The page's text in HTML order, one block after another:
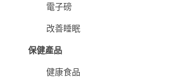
電子磅
改善睡眠
保健產品
健康食品